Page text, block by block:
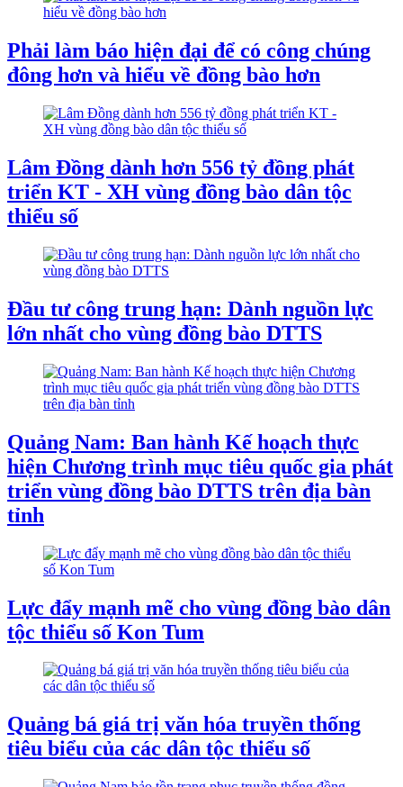
Phải làm báo hiện đại để có công chúng
đông hơn và hiểu về đồng bào hơn
Lâm Đồng dành hơn 556 tỷ đồng phát
triển KT - XH vùng đồng bào dân tộc
thiểu số
Đầu tư công trung hạn: Dành nguồn lực
lớn nhất cho vùng đồng bào DTTS
Quảng Nam: Ban hành Kế hoạch thực
hiện Chương trình mục tiêu quốc gia phát
triển vùng đồng bào DTTS trên địa bàn
tỉnh
Lực đẩy mạnh mẽ cho vùng đồng bào dân
tộc thiểu số Kon Tum
Quảng bá giá trị văn hóa truyền thống
tiêu biểu của các dân tộc thiểu số